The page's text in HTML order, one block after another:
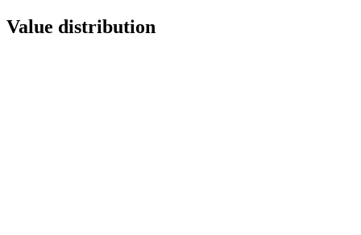
Value distribution